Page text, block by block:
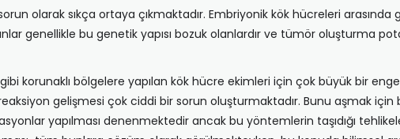
olarak sıkça ortaya çıkmaktadır. Embriyonik kök hücreleri
genellikle bu genetik yapısı bozuk olanlardır ve tümör oluşturma
korunaklı bölgelere yapılan kök hücre ekimleri için çok büyük bir
gelişmesi çok ciddi bir sorun oluşturmaktadır. Bunu aşmak için
yapılması denenmektedir ancak bu yöntemlerin taşıdığı